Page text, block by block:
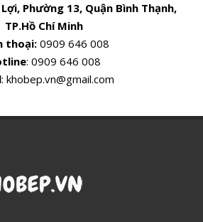
Phường 13, Quận Bình Thạnh,
TP.Hồ Chí Minh
thoại:0909 646 008
: 0909 646 008
: khobep.vn@gmail.com